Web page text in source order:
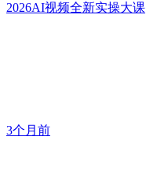
2026AI视频全新实操大课
3个月前